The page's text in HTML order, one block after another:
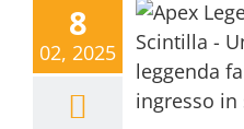
8
02, 2025